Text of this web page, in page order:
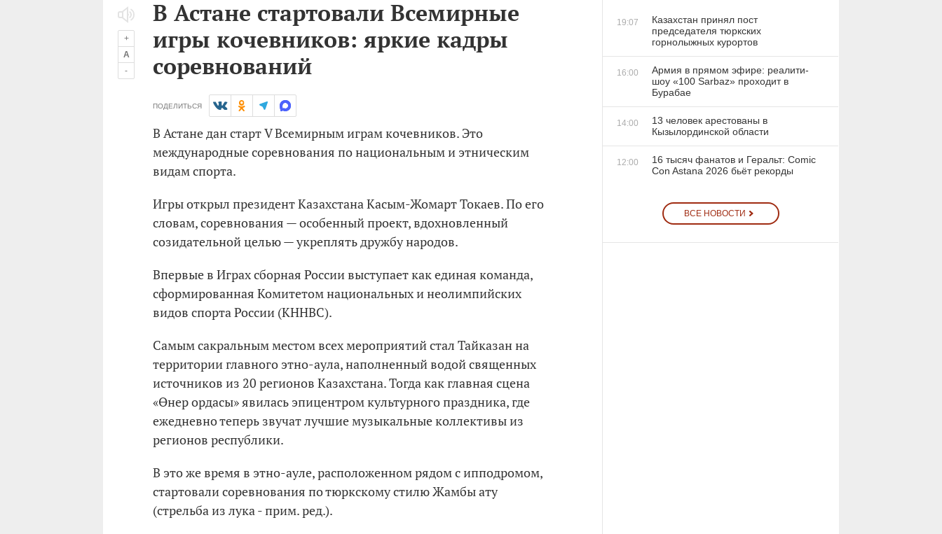
+
A
-
В Астане стартовали Всемирные
игры кочевников: яркие кадры
соревнований
ПОДЕЛИТЬСЯ
В Астане дан старт V Всемирным играм кочевников. Это
международные соревнования по национальным и этническим
видам спорта.
Игры открыл президент Казахстана Касым-Жомарт Токаев. По его
словам, соревнования — особенный проект, вдохновленный
созидательной целью — укреплять дружбу народов.
Впервые в Играх сборная России выступает как единая команда,
сформированная Комитетом национальных и неолимпийских
видов спорта России (КННВС).
Самым сакральным местом всех мероприятий стал Тайказан на
территории главного этно-аула, наполненный водой священных
источников из 20 регионов Казахстана. Тогда как главная сцена
«Өнер ордасы» явилась эпицентром культурного праздника, где
ежедневно теперь звучат лучшие музыкальные коллективы из
регионов республики.
В это же время в этно-ауле, расположенном рядом с ипподромом,
стартовали соревнования по тюркскому стилю Жамбы ату
(стрельба из лука - прим. ред.).
19:07
Казахстан принял пост
председателя тюркских
горнолыжных курортов
16:00
Армия в прямом эфире: реалити-
шоу «100 Sarbaz» проходит в
Бурабае
14:00
13 человек арестованы в
Кызылординской области
12:00
16 тысяч фанатов и Геральт: Comic
Con Astana 2026 бьёт рекорды
ВСЕ НОВОСТИ